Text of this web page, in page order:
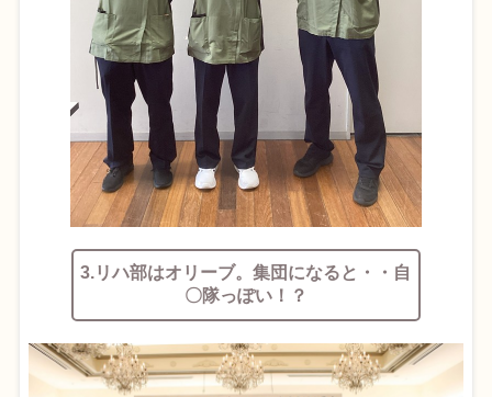
3.リハ部はオリーブ。集団になると・・自
〇隊っぽい！？